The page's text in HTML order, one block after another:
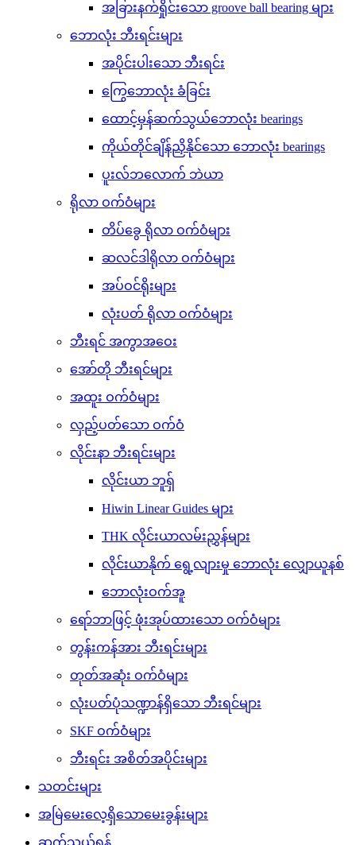
အခြားနက်ရှိုင်းသော groove ball bearing များ
ဘောလုံး ဘီးရင်းများ
အပိုင်းပါးသော ဘီးရင်း
ကြွေဘောလုံး ခံခြင်း
ထောင့်မှန်ဆက်သွယ်ဘောလုံး bearings
ကိုယ်တိုင်ချိန်ညှိနိုင်သော ဘောလုံး bearings
ပူးလ်ဘလောက် ဘဲယာ
ရိုလာ ဝက်ဝံများ
တိပ်ခွေ ရိုလာ ဝက်ဝံများ
ဆလင်ဒါရိုလာ ဝက်ဝံများ
အပ်ဝင်ရိုးများ
လုံးပတ် ရိုလာ ဝက်ဝံများ
ဘီးရင် အကွာအဝေး
အော်တို ဘီးရင်များ
အထူး ဝက်ဝံများ
လှည့်ပတ်သော ဝက်ဝံ
လိုင်းနာ ​​ဘီးရင်းများ
လိုင်းယာ ဘူရှ်
Hiwin Linear Guides များ
THK လိုင်းယာလမ်းညွှန်များ
လိုင်းယာနိုက် ရွေ့လျားမှု ဘောလုံး လျှောယူနစ်
ဘောလုံးဝက်အူ
ရော်ဘာဖြင့် ဖုံးအုပ်ထားသော ဝက်ဝံများ
တွန်းကန်အား ဘီးရင်းများ
တုတ်အဆုံး ဝက်ဝံများ
လုံးပတ်ပုံသဏ္ဍာန်ရှိသော ဘီးရင်များ
SKF ဝက်ဝံများ
ဘီးရင်း အစိတ်အပိုင်းများ
သတင်းများ
အမြဲမေးလေ့ရှိသောမေးခွန်းများ
ဆက်သွယ်ရန်